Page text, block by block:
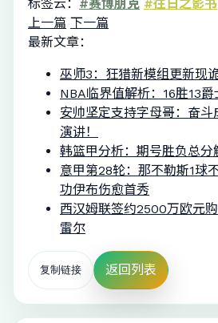
标签云： #赛博朋克 #往日之影书
上一篇 下一篇
最新文章：
巫师3：狂猎新模组更新现
NBA临界值解析：16胜13
安帅坚定支持字母哥：奋
演讲！
韩篮甲分析：期号胜负总分
意甲第28轮：那不勒斯1球
功伊布伤愈首秀
西汉姆联签约2500万欧元
雷尔
复制链接 返回列表